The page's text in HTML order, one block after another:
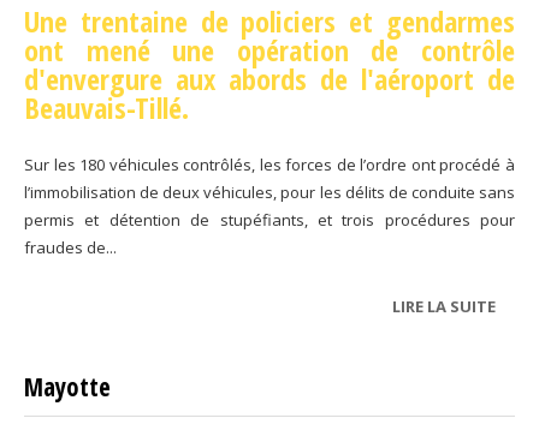
Une trentaine de policiers et gendarmes
ont mené une opération de contrôle
d'envergure aux abords de l'aéroport de
Beauvais-Tillé.
Sur les 180 véhicules contrôlés, les forces de l’ordre ont procédé à
l’immobilisation de deux véhicules, pour les délits de conduite sans
permis et détention de stupéfiants, et trois procédures pour
fraudes de...
LIRE LA SUITEDE
TILLÉ
Mayotte